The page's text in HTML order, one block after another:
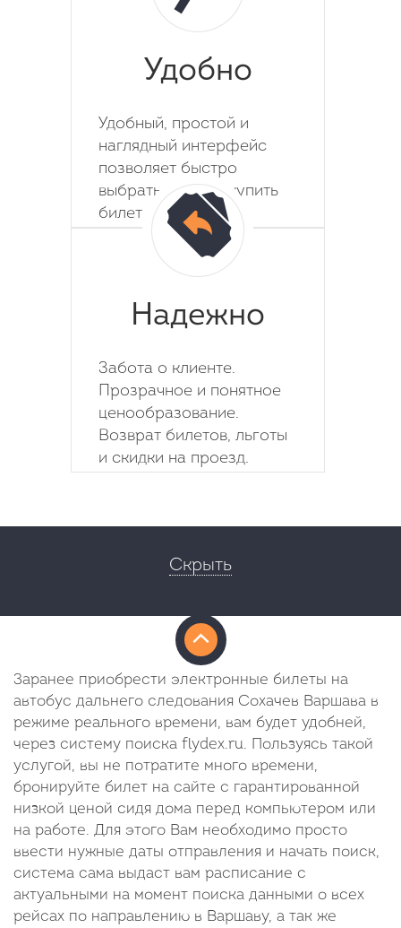
Удобно
Удобный, простой и
наглядный интерфейс
позволяет быстро
выбрать место и купить
билет на автобус.
Надежно
Забота о клиенте.
Прозрачное и понятное
ценообразование.
Возврат билетов, льготы
и скидки на проезд.
Скрыть
Заранее приобрести электронные билеты на
автобус дальнего следования Сохачев Варшава в
режиме реального времени, вам будет удобней,
через систему поиска flydex.ru. Пользуясь такой
услугой, вы не потратите много времени,
бронируйте билет на сайте с гарантированной
низкой ценой сидя дома перед компьютером или
на работе. Для этого Вам необходимо просто
ввести нужные даты отправления и начать поиск,
система сама выдаст вам расписание с
актуальными на момент поиска данными о всех
рейсах по направлению в Варшаву, а так же